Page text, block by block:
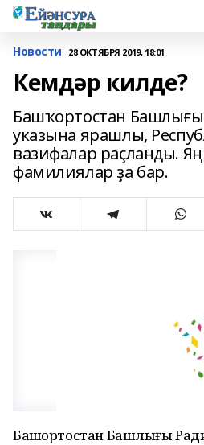
Новости 28 ОКТЯБРЯ 2019, 18:01
Кемдәр килде?
Башҡортостан
указына ярашлы,
вазифалар раҫланды.
фамилиялар ҙа бар.
Башҡортостан Башлығы